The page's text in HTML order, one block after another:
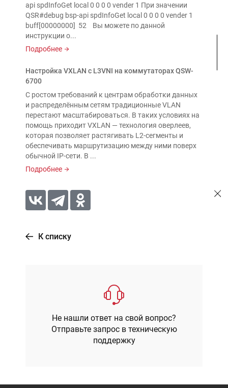
api spdInfoGet local 0 0 0 0 vender 1 При значении
QSR#debug bsp-api spdInfoGet local 0 0 0 0 vender 1
buff[00000000] 52 Вы можете по данной
инструкции о...
Подробнее
Настройка VXLAN с L3VNI на коммутаторах QSW-
6700
С ростом требований к центрам обработки данных
и распределённым сетям традиционные VLAN
перестают масштабироваться. В таких условиях на
помощь приходит VXLAN — технология оверлеев,
которая позволяет растягивать L2-сегменты и
обеспечивать маршрутизацию между ними поверх
обычной IP-сети. В ...
Подробнее
К списку
Не нашли ответ на свой вопрос?
Отправьте запрос в техническую
поддержку